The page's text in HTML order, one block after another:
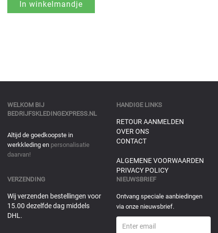
WELKOM BIJ
BEDRIJFSKLEDINGEXPRESS.NL
Altijd de goedkoopste in
werkkleding en personalisatie
daarvan!
HANDIGE LINKS
RETOUR AANMELDEN
OVER ONS
CONTACT
ALGEMENE VOORWAARDEN
PRIVACY POLICY
VERZENDING
Wij verzenden bestellingen voor
15.00 dezelfde dag middels
DHL.
NIEUWSBRIEF
Ontvang speciale aanbiedingen
via onze nieuwsbrief.